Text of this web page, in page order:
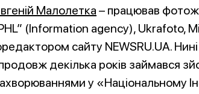
Малолетка – працював
(Information agency), Ukrafoto,
сайту NEWSRU.UA.
декілька років займався
у «Національному